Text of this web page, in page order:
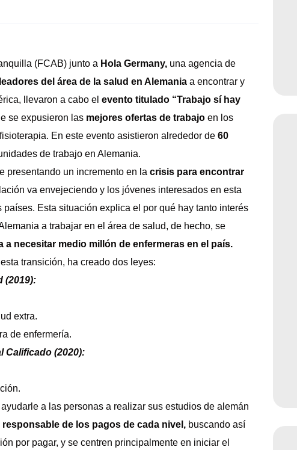
(FCAB) junto a Hola Germany, una agencia de
del área de la salud en Alemania a encontrar y
llevaron a cabo el evento titulado “Trabajo sí hay
se expusieron las mejores ofertas de trabajo en los
En este evento asistieron alrededor de 60
de trabajo en Alemania.
presentando un incremento en la crisis para encontrar
va envejeciendo y los jóvenes interesados en esta
Esta situación explica el por qué hay tanto interés
a trabajar en el área de salud, de hecho, se
a necesitar medio millón de enfermeras en el país.
transición, ha creado dos leyes:
(2019):
extra.
de enfermería.
Calificado (2020):
a las personas a realizar sus estudios de alemán
de los pagos de cada nivel, buscando así
por pagar, y se centren principalmente en iniciar el